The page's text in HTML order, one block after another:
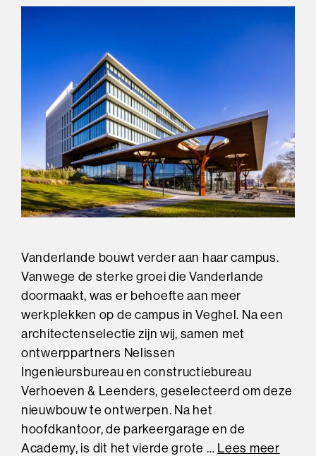
Vanderlande bouwt verder aan haar campus.
Vanwege de sterke groei die Vanderlande
doormaakt, was er behoefte aan meer
werkplekken op de campus in Veghel. Na een
architectenselectie zijn wij, samen met
ontwerppartners Nelissen
Ingenieursbureau en constructiebureau
Verhoeven & Leenders, geselecteerd om deze
nieuwbouw te ontwerpen. Na het
hoofdkantoor, de parkeergarage en de
Academy, is dit het vierde grote … Lees meer